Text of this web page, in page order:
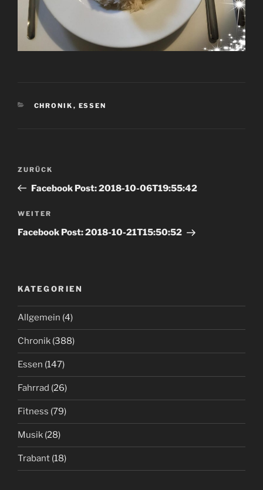
KATEGORIEN
CHRONIK , ESSEN
Beitrags-
Vorheriger
Beitrag
ZURÜCK
Facebook Post: 2018-10-06T19:55:42
Nächster
Beitrag
WEITER
Facebook Post: 2018-10-21T15:50:52
KATEGORIEN
Allgemein (4)
Chronik (388)
Essen (147)
Fahrrad (26)
Fitness (79)
Musik (28)
Trabant (18)